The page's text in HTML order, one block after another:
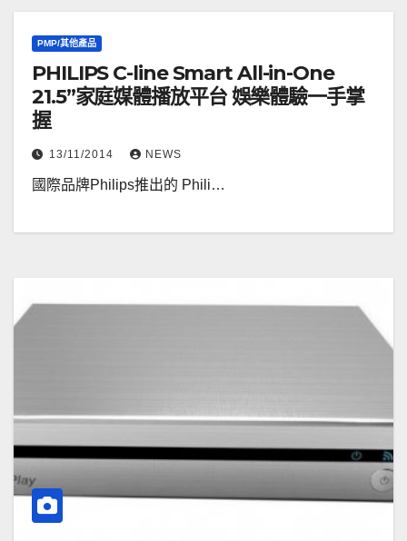
PMP/其他產品
PHILIPS C-line Smart All-in-One
21.5”家庭媒體播放平台 娛樂體驗一手掌
握
13/11/2014 NEWS
國際品牌Philips推出的 Phili…